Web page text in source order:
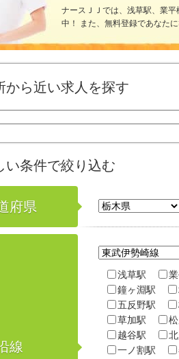
ナースＪＪでは、浅草駅、業
中！ また、無料登録であなた
から近い求人を探す
い条件で絞り込む
府県
線
浅草駅
鐘ヶ淵駅
五反野駅
草加駅
越谷駅
一ノ割駅